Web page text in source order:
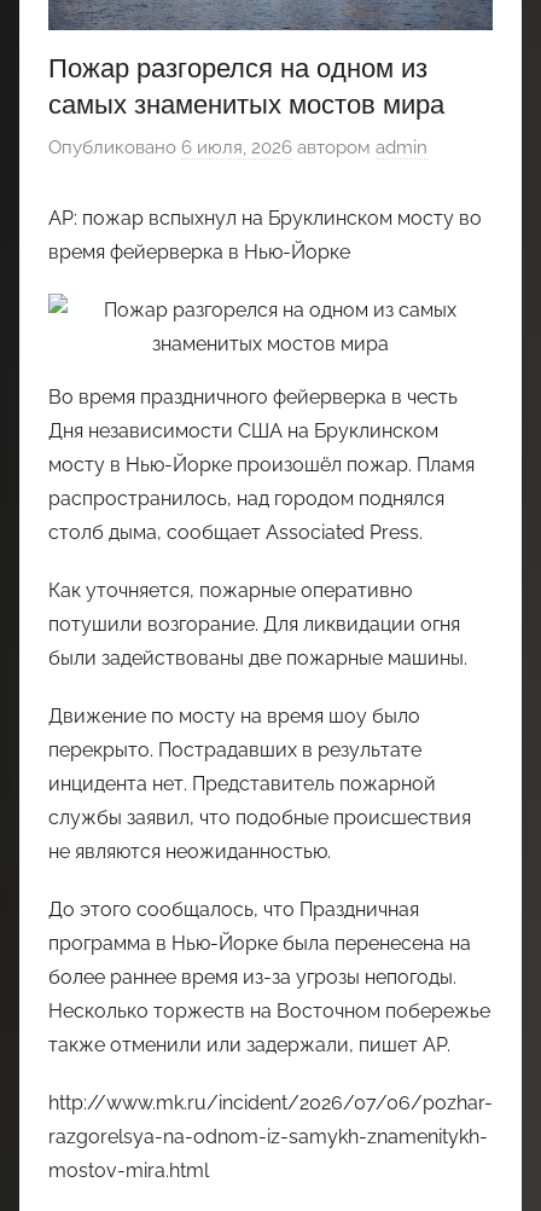
Пожар разгорелся на одном из
самых знаменитых мостов мира
Опубликовано 6 июля, 2026 автором admin
AP: пожар вспыхнул на Бруклинском мосту во
время фейерверка в Нью-Йорке
Во время праздничного фейерверка в честь
Дня независимости США на Бруклинском
мосту в Нью-Йорке произошёл пожар. Пламя
распространилось, над городом поднялся
столб дыма, сообщает Associated Press.
Как уточняется, пожарные оперативно
потушили возгорание. Для ликвидации огня
были задействованы две пожарные машины.
Движение по мосту на время шоу было
перекрыто. Пострадавших в результате
инцидента нет. Представитель пожарной
службы заявил, что подобные происшествия
не являются неожиданностью.
До этого сообщалось, что Праздничная
программа в Нью-Йорке была перенесена на
более раннее время из-за угрозы непогоды.
Несколько торжеств на Восточном побережье
также отменили или задержали, пишет AP.
http://www.mk.ru/incident/2026/07/06/pozhar-
razgorelsya-na-odnom-iz-samykh-znamenitykh-
mostov-mira.html